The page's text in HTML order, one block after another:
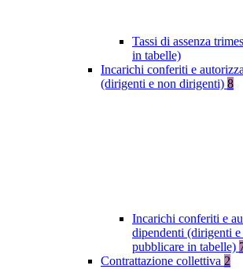
Tassi di assenza
in tabelle)
Incarichi conferiti e
(dirigenti e non dirigenti) 8
Incarichi conferiti e
dipendenti (dirigenti
pubblicare in tabelle)
Contrattazione collettiva 2